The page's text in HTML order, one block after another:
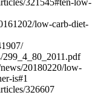
low-carb-diet-
299_4_80_2011.pdf
20180220/low-
is#1
326607